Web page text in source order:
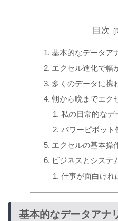
目次
基本的なデータア
エクセル進化で幅
多くのデータに携
朝から晩までエク
私の日常的なデ
パワーピボット
エクセルの基本操
ビジネスとシステ
仕事が面白けれ
基本的なデータアナ